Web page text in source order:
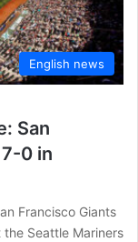
English news
San
0 in
Francisco Giants
Seattle Mariners